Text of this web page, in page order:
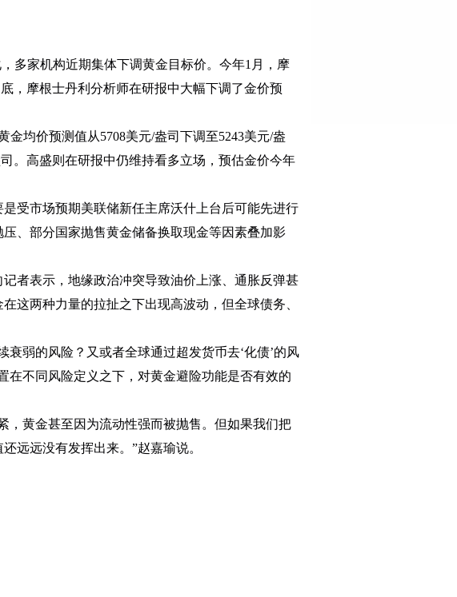
家机构近期集体下调黄金目标价。今年1月，摩
，摩根士丹利分析师在研报中大幅下调了金价预
均价预测值从5708美元/盎司下调至5243美元/盎
。高盛则在研报中仍维持看多立场，预估金价今年
受市场预期美联储新任主席沃什上台后可能先进行
、部分国家抛售黄金储备换取现金等因素叠加影
者表示，地缘政治冲突导致油价上涨、通胀反弹甚
这两种力量的拉扯之下出现高波动，但全球债务、
弱的风险？又或者全球通过超发货币去‘化债’的风
在不同风险定义之下，对黄金避险功能是否有效的
，黄金甚至因为流动性强而被抛售。但如果我们把
远远没有发挥出来。”赵嘉瑜说。